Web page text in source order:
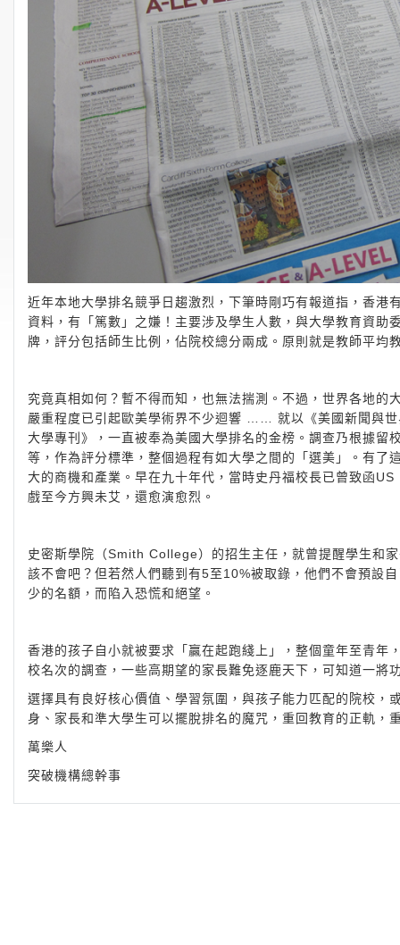
近年本地大學排名競爭日趨激烈，下筆時剛巧有報道指，香
資料，有「篤數」之嫌！主要涉及學生人數，與大學教育資
牌，評分包括師生比例，佔院校總分兩成。原則就是教師平均
究竟真相如何？暫不得而知，也無法揣測。不過，世界各地
嚴重程度已引起歐美學術界不少迴響 …… 就以《美國新聞與
大學專刊》，一直被奉為美國大學排名的金榜。調查乃根據
等，作為評分標準，整個過程有如大學之間的「選美」。有
大的商機和產業。早在九十年代，當時史丹福校長已曾致函
戲至今方興未艾，還愈演愈烈。
史密斯學院（Smith College）的招生主任，就曾提醒學生和
該不會吧？但若然人們聽到有5至10%被取錄，他們不會預設
少的名額，而陷入恐慌和絕望。
香港的孩子自小就被要求「贏在起跑綫上」，整個童年至青
校名次的調查，一些高期望的家長難免逐鹿天下，可知道一將
選擇具有良好核心價值、學習氛圍，與孩子能力匹配的院校
身、家長和準大學生可以擺脫排名的魔咒，重回教育的正軌，
萬樂人
突破機構總幹事